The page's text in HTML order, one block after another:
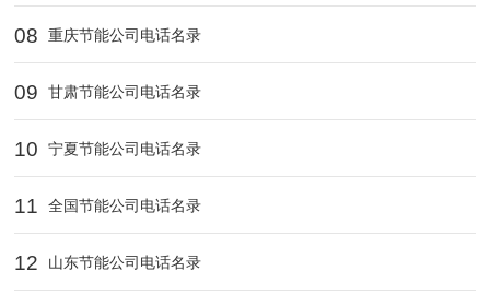
08 重庆节能公司电话名录
09 甘肃节能公司电话名录
10 宁夏节能公司电话名录
11 全国节能公司电话名录
12 山东节能公司电话名录